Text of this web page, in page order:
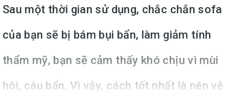
Sau một thời gian sử dụng, chắc chắn sofa
của bạn sẽ bị bám bụi bẩn, làm giảm tính
thẩm mỹ, bạn sẽ cảm thấy khó chịu vì mùi
hôi, cáu bẩn. Vì vậy, cách tốt nhất là nên vệ